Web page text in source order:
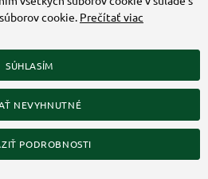
nastavenia Cookies
cookie. Prečítať viac
SÚHLASÍM
NEVYHNUTNÉ
PODROBNOSTI